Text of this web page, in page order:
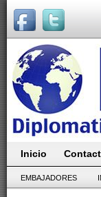
Inicio
EMBAJADORES